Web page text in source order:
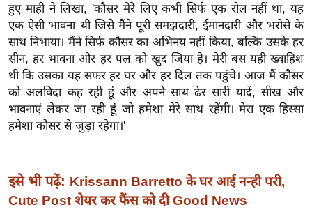
ल
बे
मि
सा
ल
श
त
यं
हुए माही ने लिखा, 'कौसर मेरे लिए कभी सिर्फ एक रोल नहीं था, यह
एक ऐसी भावना थी जिसे मैंने पूरी समझदारी, ईमानदारी और भरोसे के
साथ निभाया। मैंने सिर्फ कौसर का अभिनय नहीं किया, बल्कि उसके हर
सीन, हर भावना और हर पल को खुद जिया है। मेरी बस यही ख्वाहिश
थी कि उसका यह सफर हर घर और हर दिल तक पहुंचे। आज मैं कौसर
को अलविदा कह रही हूं और अपने साथ ढेर सारी यादें, सीख और
भावनाएं लेकर जा रही हूं जो हमेशा मेरे साथ रहेंगी। मेरा एक हिस्सा
हमेशा कौसर से जुड़ा रहेगा।'
इसे भी पढ़ें: Krissann Barretto के घर आई नन्ही परी,
Cute Post शेयर कर फैंस को दी Good News